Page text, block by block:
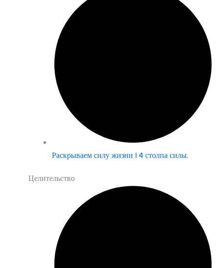
Раскрываем силу жизни | 4 столпа силы.
Целительство